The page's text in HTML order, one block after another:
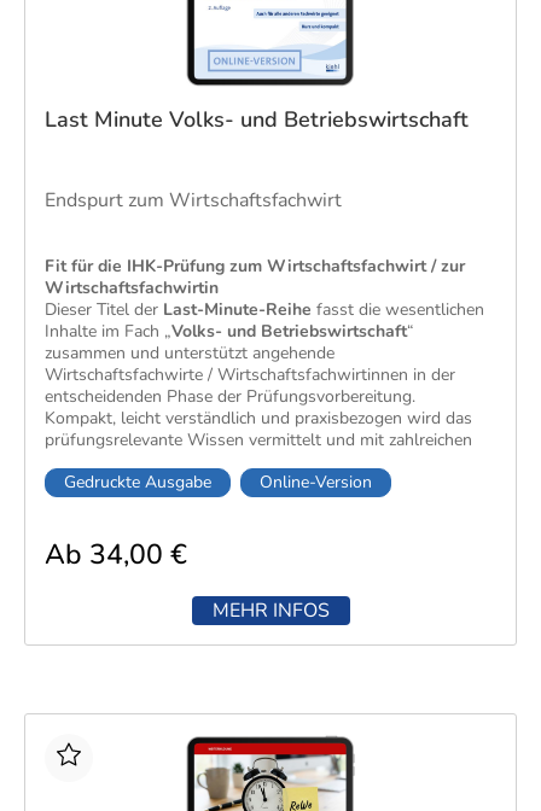
Last Minute Volks- und Betriebswirtschaft
Endspurt zum Wirtschaftsfachwirt
Fit für die IHK-Prüfung zum Wirtschaftsfachwirt / zur
Wirtschaftsfachwirtin
Dieser Titel der Last-Minute-Reihe fasst die wesentlichen
Inhalte im Fach „Volks- und Betriebswirtschaft“​
zusammen und unterstützt angehende
Wirtschaftsfachwirte / Wirtschaftsfachwirtinnen in der
entscheidenden Phase der Prüfungsvorbereitung.
Kompakt, leicht verständlich und praxisbezogen wird das
prüfungsrelevante Wissen vermittelt und mit zahlreichen
lernfreundlich wirkt die Aufbereitung mit Randspalten für
eigene Notizen sowie Übungsaufgaben mit Lösungen zur
Gedruckte Ausgabe Online-Version
Ab 34,00 €
MEHR INFOS